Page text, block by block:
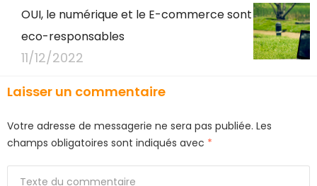
OUI, le numérique et le E-commerce sont
eco-responsables
11/12/2022
Laisser un commentaire
Votre adresse de messagerie ne sera pas publiée. Les
champs obligatoires sont indiqués avec *